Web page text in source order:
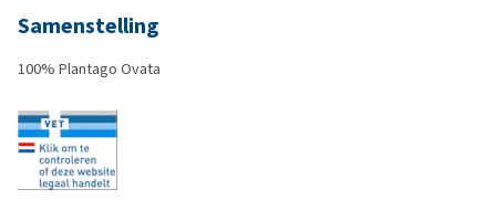
Samenstelling
100% Plantago Ovata